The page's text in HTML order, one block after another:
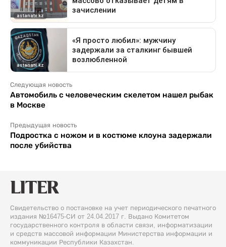
Следующая новость
Автомобиль с человеческим скелетом нашел рыбак
в Москве
Предыдущая новость
Подростка с ножом и в костюме клоуна задержали
после убийства
Свидетельство о постановке на учет периодического печатного
издания №16475-СИ от 24.04.2017 г. Выдано Комитетом
государственного контроля в области связи, информатизации
и средств массовой информации Министерства информации и
коммуникации Республики Казахстан.